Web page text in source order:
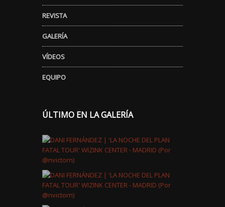
REVISTA
GALERÍA
VÍDEOS
EQUIPO
ÚLTIMO EN LA GALERÍA